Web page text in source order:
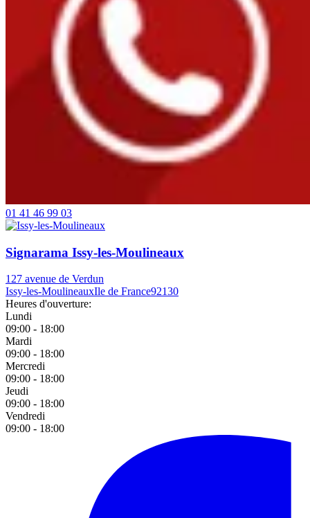
01 41 46 99 03
Signarama Issy-les-Moulineaux
127 avenue de Verdun
Issy-les-MoulineauxIle de France92130
Heures d'ouverture:
Lundi
09:00 - 18:00
Mardi
09:00 - 18:00
Mercredi
09:00 - 18:00
Jeudi
09:00 - 18:00
Vendredi
09:00 - 18:00